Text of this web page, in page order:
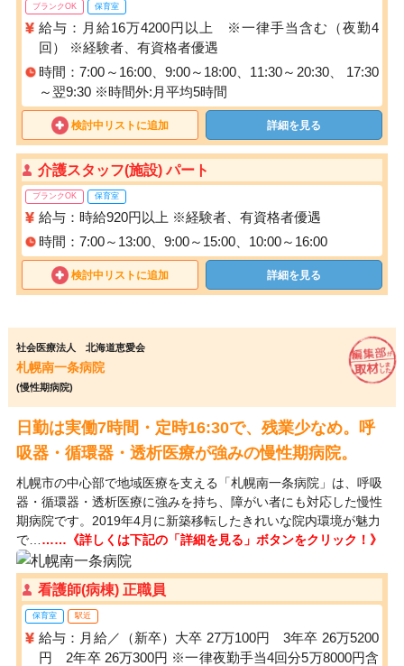
ブランクOK 保育室
給与：月給16万4200円以上 ※一律手当含む（夜勤4
回） ※経験者、有資格者優遇
時間：7:00～16:00、9:00～18:00、11:30～20:30、 17:30
～翌9:30 ※時間外:月平均5時間
検討中リストに追加 詳細を見る
介護スタッフ(施設) パート
ブランクOK 保育室
給与：時給920円以上 ※経験者、有資格者優遇
時間：7:00～13:00、9:00～15:00、10:00～16:00
検討中リストに追加 詳細を見る
社会医療法人 北海道恵愛会
札幌南一条病院
(慢性期病院)
日勤は実働7時間・定時16:30で、残業少なめ。呼
吸器・循環器・透析医療が強みの慢性期病院。
札幌市の中心部で地域医療を支える「札幌南一条病院」は、呼吸
器・循環器・透析医療に強みを持ち、障がい者にも対応した慢性
期病院です。2019年4月に新築移転したきれいな院内環境が魅力
で… ……《詳しくは下記の「詳細を見る」ボタンをクリック！》
看護師(病棟) 正職員
保育室 駅近
給与：月給／（新卒）大卒 27万100円 3年卒 26万5200
円 2年卒 26万300円 ※一律夜勤手当4回分5万8000円含